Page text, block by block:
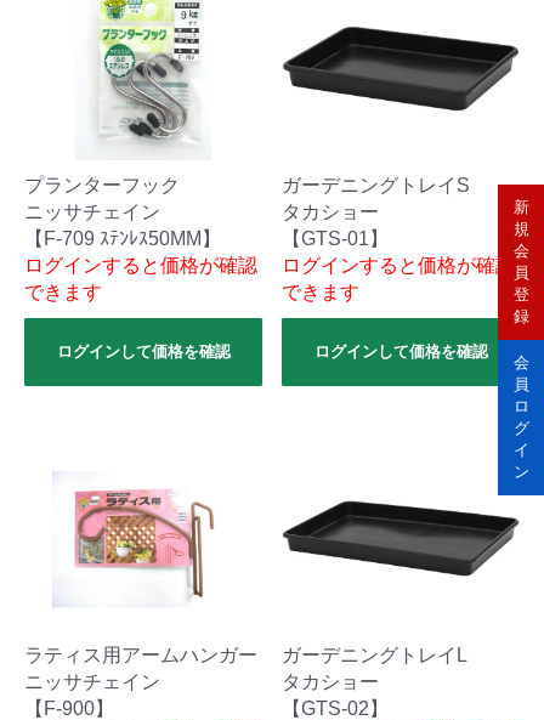
プランターフック
ニッサチェイン
【F-709 ｽﾃﾝﾚｽ50MM】
ログインすると価格が確認
できます
ログインして価格を確認
ガーデニングトレイS
タカショー
【GTS-01】
ログインすると価格が確認
できます
ログインして価格を確認
ラティス用アームハンガー
ニッサチェイン
【F-900】
ガーデニングトレイL
タカショー
【GTS-02】
新
規
会
員
登
録
会
員
ロ
グ
イ
ン